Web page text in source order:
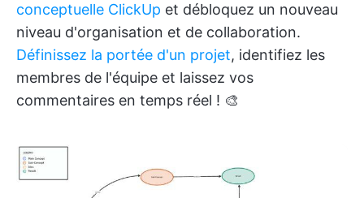
conceptuelle ClickUp et débloquez un nouveau
niveau d'organisation et de collaboration.
Définissez la portée d'un projet, identifiez les
membres de l'équipe et laissez vos
commentaires en temps réel ! 🎨